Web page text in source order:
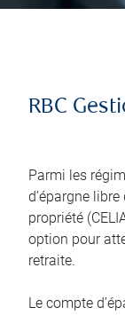
RBC
Parmi les
d’épargne libre
propriété
option pour
retraite.
Le compte